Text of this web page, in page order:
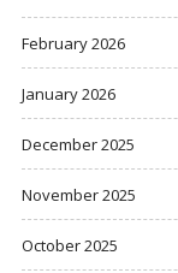
February 2026
January 2026
December 2025
November 2025
October 2025